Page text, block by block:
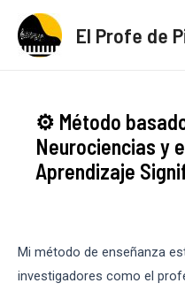
contenido
El Profe de
⚙️ Método
Neurociencias y
Aprendizaje
Mi método de enseñanza
investigadores como el